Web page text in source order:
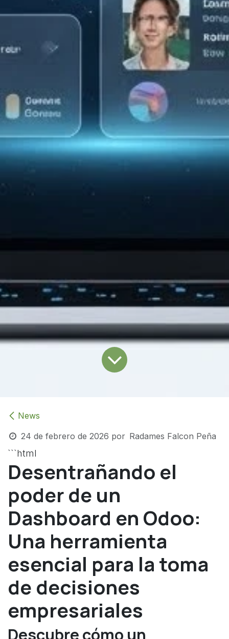
News
24 de febrero de 2026 por Radames Falcon Peña
```html
Desentrañando el
poder de un
Dashboard en Odoo:
Una herramienta
esencial para la toma
de decisiones
empresariales
Descubre cómo un